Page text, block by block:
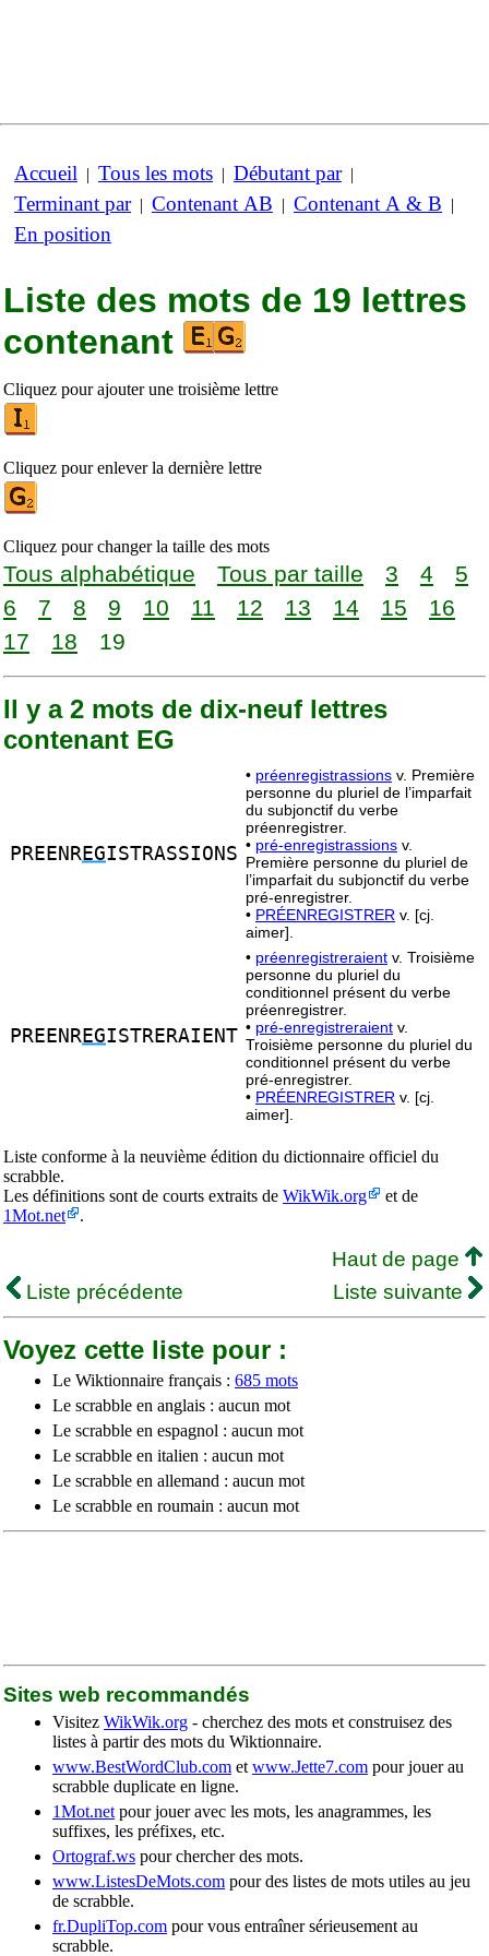
Accueil | Tous les mots | Débutant par|
Terminant par| Contenant AB | Contenant A & B |
En position
Liste des mots de 19 lettres
contenant
Cliquez pour ajouter une troisième lettre
Cliquez pour enlever la dernière lettre
Cliquez pour changer la taille des mots
Tous alphabétique Tous par taille 3 4
5
6
7 8 9 10 11 12 13 14 15
16
17
18 19
Il y a 2 mots de dix-neuf lettres
contenant EG
PREENREGISTRASSIONS
• préenregistrassions v. Première
personne du pluriel de l’imparfait
du subjonctif du verbe
préenregistrer.
• pré-enregistrassions v.
Première personne du pluriel de
l’imparfait du subjonctif du verbe
pré-enregistrer.
• PRÉENREGISTRER v. [cj.
aimer].
PREENREGISTRERAIENT
• préenregistreraient v. Troisième
personne du pluriel du
conditionnel présent du verbe
préenregistrer.
• pré-enregistreraient v.
Troisième personne du pluriel du
conditionnel présent du verbe
pré-enregistrer.
• PRÉENREGISTRER v. [cj.
aimer].
Liste conforme à la neuvième édition du dictionnaire officiel du
scrabble.
Les définitions sont de courts extraits de WikWik.org
et de
1Mot.net
.
Haut de page
Liste précédente
Liste suivante
Voyez cette liste pour :
Le Wiktionnaire français : 685 mots
Le scrabble en anglais : aucun mot
Le scrabble en espagnol : aucun mot
Le scrabble en italien : aucun mot
Le scrabble en allemand : aucun mot
Le scrabble en roumain : aucun mot
Sites web recommandés
Visitez WikWik.org - cherchez des mots et construisez des
listes à partir des mots du Wiktionnaire.
www.BestWordClub.com et www.Jette7.com pour jouer au
scrabble duplicate en ligne.
1Mot.net pour jouer avec les mots, les anagrammes, les
suffixes, les préfixes, etc.
Ortograf.ws pour chercher des mots.
www.ListesDeMots.com pour des listes de mots utiles au jeu
de scrabble.
fr.DupliTop.com pour vous entraîner sérieusement au
scrabble.